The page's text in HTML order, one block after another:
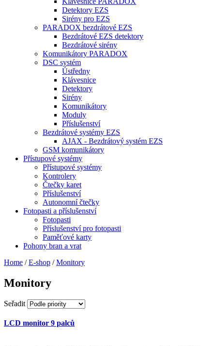
Detektory EZS
Sirény pro EZS
PARADOX bezdrátové EZS
Bezdrátové EZS detektory
Bezdrátové sirény
Komunikátory PARADOX
DSC systém
Ústředny
Klávesnice
Detektory
Sirény
Komunikátory
Moduly
Příslušenství
Bezdrátové systémy EZS
AJAX - Bezdrátový systém EZS
GSM komunikátory
Přístupové systémy
Přístupové systémy
Kontrolery
Čtečky karet
Příslušenství
Autonomní čtečky
Fotopasti a příslušenství
Fotopasti
Příslušenství pro fotopasti
Paměťové karty
Pohony bran a vrat
Home / E-shop / Monitory
Monitory
Seřadit
LCD monitor 9 palců